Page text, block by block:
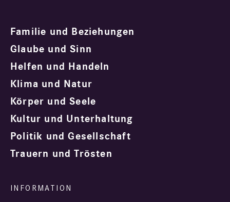
Familie und Beziehungen
Glaube und Sinn
Helfen und Handeln
Klima und Natur
Körper und Seele
Kultur und Unterhaltung
Politik und Gesellschaft
Trauern und Trösten